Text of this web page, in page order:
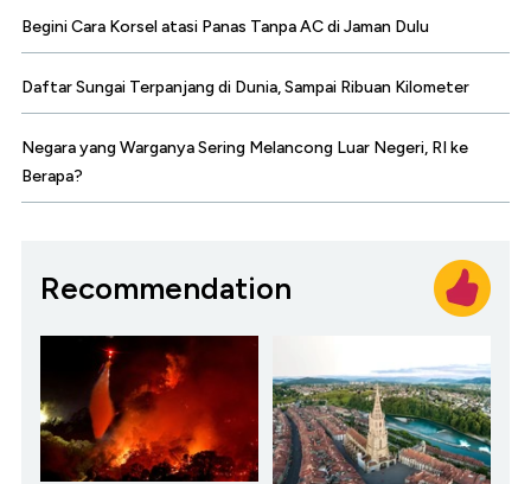
Begini Cara Korsel atasi Panas Tanpa AC di Jaman Dulu
Daftar Sungai Terpanjang di Dunia, Sampai Ribuan Kilometer
Negara yang Warganya Sering Melancong Luar Negeri, RI ke
Berapa?
Recommendation